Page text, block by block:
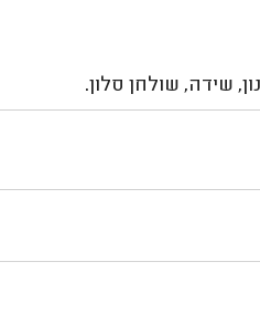
שידה, שולחן סלון.